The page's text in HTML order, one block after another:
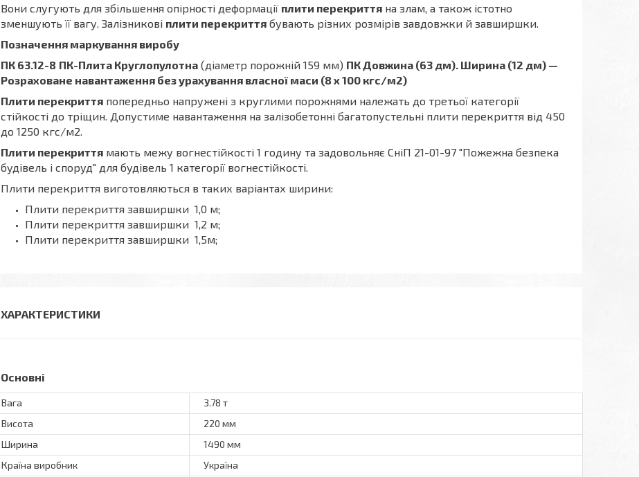
Вони слугують для збільшення опірності деформації плити перекриття на злам, а також істотно
зменшують її вагу. Залізникові плити перекриття бувають різних розмірів завдовжки й завширшки.
Позначення маркування виробу
ПК 63.12-8 ПК-Плита Круглопулотна (діаметр порожній 159 мм) ПК Довжина (63 дм). Ширина (12 дм) —
Розраховане навантаження без урахування власної маси (8 х 100 кгс/м2)
Плити перекриття попередньо напружені з круглими порожнями належать до третьої категорії
стійкості до тріщин. Допустиме навантаження на залізобетонні багатопустельні плити перекриття від 450
до 1250 кгс/м2.
Плити перекриття мають межу вогнестійкості 1 годину та задовольняє СніП 21-01-97 "Пожежна безпека
будівель і споруд" для будівель 1 категорії вогнестійкості.
Плити перекриття виготовляються в таких варіантах ширини:
Плити перекриття завширшки 1,0 м;
Плити перекриття завширшки 1,2 м;
Плити перекриття завширшки 1,5м;
ХАРАКТЕРИСТИКИ
Основні
Вага
3.78 т
Висота
220 мм
Ширина
1490 мм
Країна виробник
Україна